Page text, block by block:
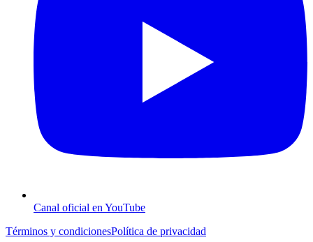
Canal oficial en YouTube
Términos y condicionesPolítica de privacidad